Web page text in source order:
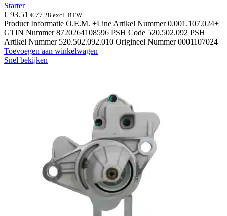
Starter
€ 93.51 € 77.28 excl. BTW
Product Informatie O.E.M. +Line Artikel Nummer 0.001.107.024+
GTIN Nummer 8720264108596 PSH Code 520.502.092 PSH
Artikel Nummer 520.502.092.010 Origineel Nummer 0001107024
Toevoegen aan winkelwagen
Snel bekijken